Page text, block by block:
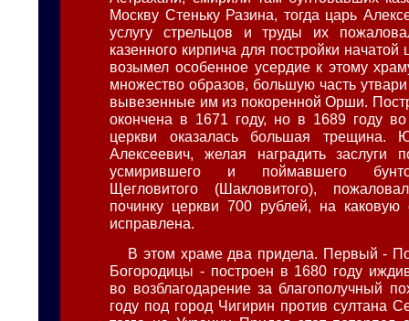
Москву Стеньку Разина, тогда царь
услугу стрельцов и труды их
казенного кирпича для постройки начатой
возымел особенное усердие к этому
множество образов, большую часть
вывезенные им из покоренной Орши.
окончена в 1671 году, но в 1689 году
церкви оказалась большая трещина.
Алексеевич, желая наградить заслуги
усмирившего и поймавшего
Щегловитого (Шакловитого),
починку церкви 700 рублей, на
исправлена.
В этом храме два придела. Первый -
Богородицы - построен в 1680 году
во возблагодарение за благополучный
году под город Чигирин против султана